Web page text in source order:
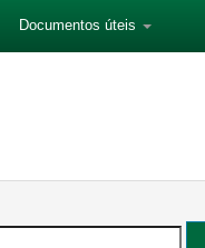
Documentos úteis